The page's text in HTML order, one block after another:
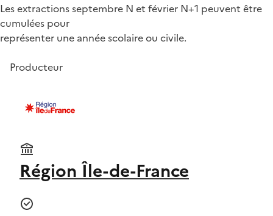
Les extractions septembre N et février N+1 peuvent être
cumulées pour
représenter une année scolaire ou civile.
Producteur
Région Île-de-France